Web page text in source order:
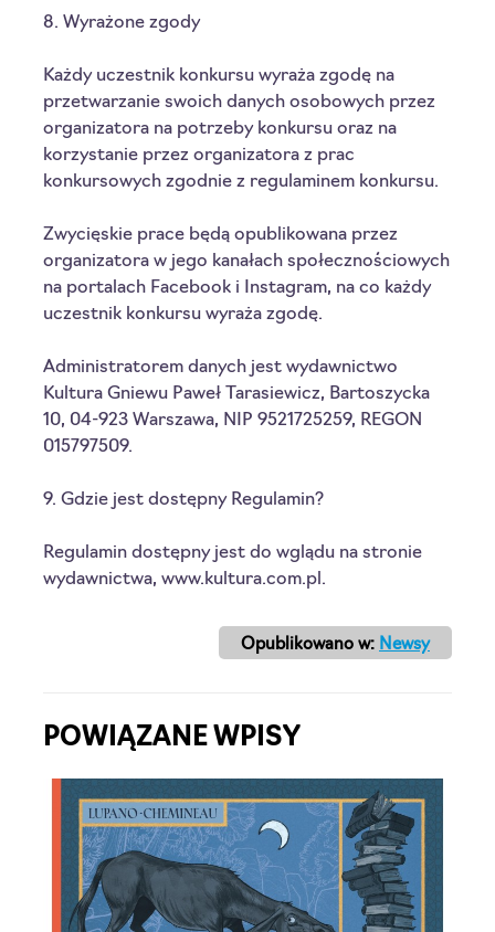
8. Wyrażone zgody
Każdy uczestnik konkursu wyraża zgodę na
przetwarzanie swoich danych osobowych przez
organizatora na potrzeby konkursu oraz na
korzystanie przez organizatora z prac
konkursowych zgodnie z regulaminem konkursu.
Zwycięskie prace będą opublikowana przez
organizatora w jego kanałach społecznościowych
na portalach Facebook i Instagram, na co każdy
uczestnik konkursu wyraża zgodę.
Administratorem danych jest wydawnictwo
Kultura Gniewu Paweł Tarasiewicz, Bartoszycka
10, 04-923 Warszawa, NIP 9521725259, REGON
015797509.
9. Gdzie jest dostępny Regulamin?
Regulamin dostępny jest do wglądu na stronie
wydawnictwa, www.kultura.com.pl.
Opublikowano w: Newsy
POWIĄZANE WPISY